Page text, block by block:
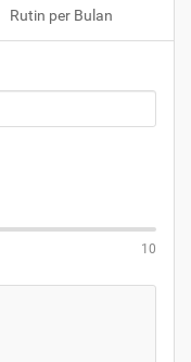
Rutin per Bulan
10